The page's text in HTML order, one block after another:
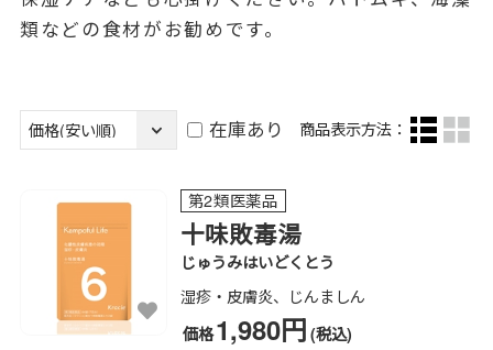
類などの食材がお勧めです。
在庫あり 商品表示方法：
第2類医薬品
十味敗毒湯
じゅうみはいどくとう
湿疹・皮膚炎、じんましん
価格1,980円 (税込)